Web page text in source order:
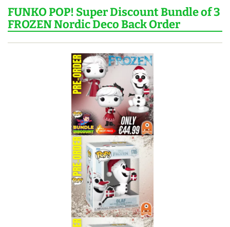
FUNKO POP! Super Discount Bundle of 3
FROZEN Nordic Deco Back Order